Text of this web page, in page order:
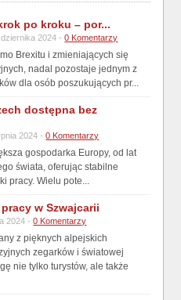
po kroku – por...
2024 -0 Komentarzy
Brexitu i zmieniających się
nadal pozostaje jednym z
dla osób poszukujących pr...
dostępna bez
2024 -0 Komentarzy
gospodarka Europy, od lat
świata, oferując stabilne
pracy. Wielu pote...
w Szwajcarii
2024 -0 Komentarzy
z pięknych alpejskich
zegarków i światowej
nie tylko turystów, ale także